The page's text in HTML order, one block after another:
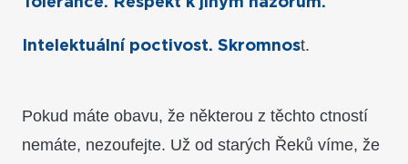
Intelektuální poctivost. Skromnost.
Pokud máte obavu, že některou z těchto ctností
nemáte, nezoufejte. Už od starých Řeků víme, že